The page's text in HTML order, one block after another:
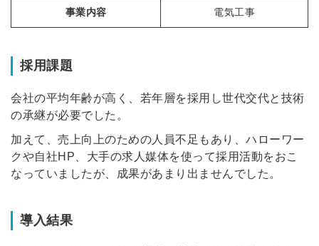
事業内容 電気工事
採用課題
会社の平均年齢が高く、若年層を採用し世代交代と技術
の承継が必要でした。
加えて、売上向上のための人員不足もあり、ハローワー
クや自社HP、大手の求人媒体を使って採用活動をおこ
なっていましたが、成果があまり出ませんでした。
導入結果